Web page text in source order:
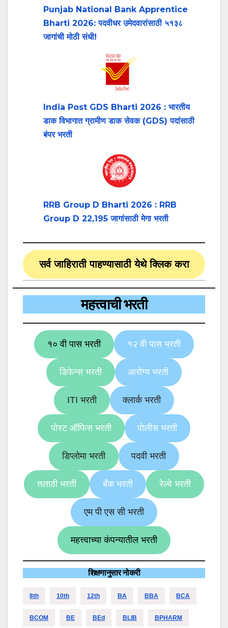
Punjab National Bank Apprentice
Bharti 2026: पदवीधर उमेदवारांसाठी ५१३८
जागांची मोठी संधी!
India Post GDS Bharti 2026 : भारतीय
डाक विभागात ग्रामीण डाक सेवक (GDS) पदांसाठी
बंपर भरती
RRB Group D Bharti 2026 : RRB
Group D 22,195 जागांसाठी मेगा भरती
सर्व जाहिराती पाहण्यासाठी येथे क्लिक करा
महत्त्वाची भरती
१० वी पास भरती १२ वी पास भरती
डिफेन्स भरती आरोग्य भरती
ITI भरती क्लार्क भरती
पोस्ट ऑफिस भरती पोलीस भरती
डिप्लोमा भरती पदवी भरती
तलाठी भरती बँक भरती रेल्वे भरती
एम पी एस सी भरती
महत्त्वाच्या कंपन्यातील भरती
शिक्षणानुसार नोकरी
8th 10th 12th BA BBA BCA
BCOM BE BEd BLIB BPHARM